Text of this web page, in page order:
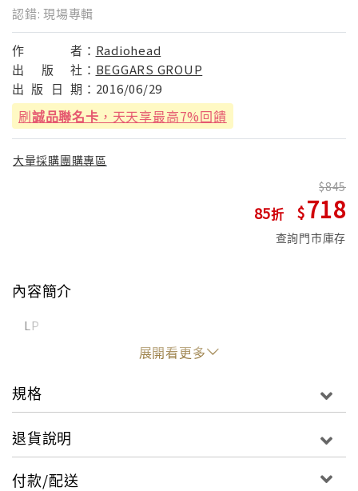
認錯: 現場專輯
作 者： Radiohead
出
版 社： BEGGARS GROUP
出 版 日 期： 2016/06/29
刷誠品聯名卡 ，天天享最高7%回饋
大量採購團購專區
85
845
718
查詢門市庫存
內容簡介
LP
展開看更多
規格
退貨說明
付款/配送